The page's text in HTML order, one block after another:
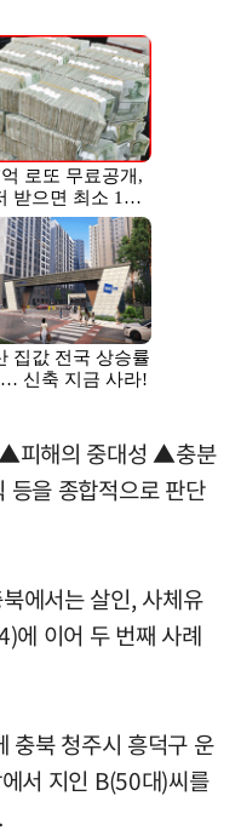
▲피해의 중대성 ▲충분
을 종합적으로 판단
에서는 살인, 사체유
에 이어 두 번째 사례
충북 청주시 흥덕구 운
서 지인 B(50대)씨를